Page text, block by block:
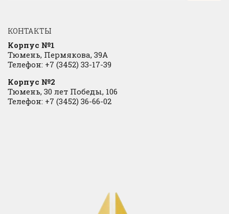
КОНТАКТЫ
Корпус №1
Тюмень, Пермякова, 39А
Телефон: +7 (3452) 33-17-39
Корпус №2
Тюмень, 30 лет Победы, 106
Телефон: +7 (3452) 36-66-02